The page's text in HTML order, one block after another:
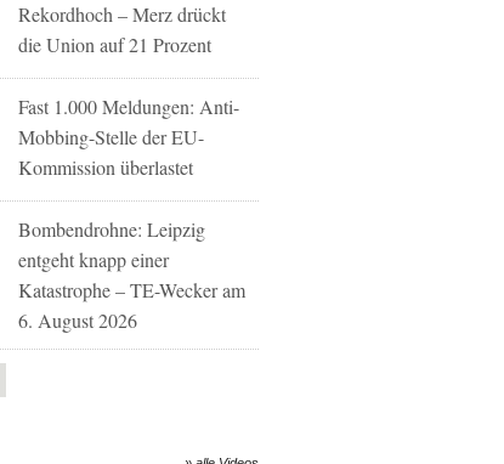
Rekordhoch – Merz drückt
die Union auf 21 Prozent
Fast 1.000 Meldungen: Anti-
Mobbing-Stelle der EU-
Kommission überlastet
Bombendrohne: Leipzig
entgeht knapp einer
Katastrophe – TE-Wecker am
6. August 2026